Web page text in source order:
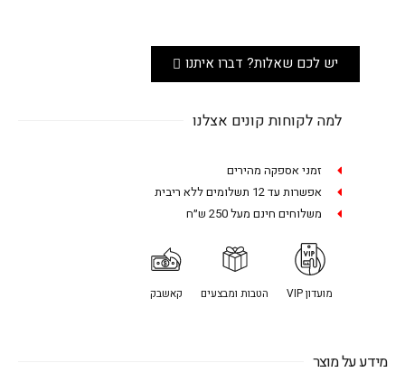
יש לכם שאלות? דברו איתנו
למה לקוחות קונים אצלנו
זמני אספקה מהירים
אפשרות עד 12 תשלומים ללא ריבית
משלוחים חינם מעל 250 ש״ח
מועדון VIP הטבות ומבצעים קאשבק
מידע על מוצר